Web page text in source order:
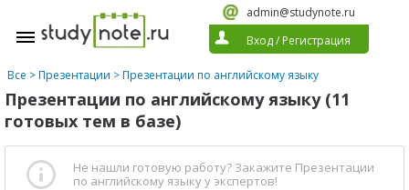
admin@studynote.ru
Вход/ Регистрация
Все >Презентации >Презентации по английскому языку
Презентации по английскому языку (11
готовых тем в базе)
Не нашли готовую работу? Закажите Презентации
по английскому языкуу экспертов!